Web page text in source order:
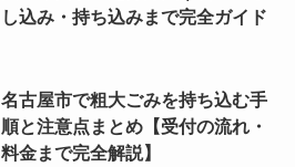
し込み・持ち込みまで完全ガイド
名古屋市で粗大ごみを持ち込む手
順と注意点まとめ【受付の流れ・
料金まで完全解説】